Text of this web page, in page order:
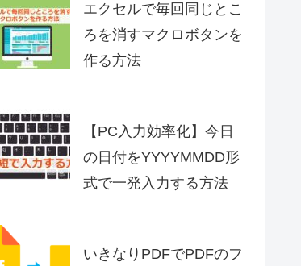
エクセルで毎回同じとこ
ろを消すマクロボタンを
作る方法
【PC入力効率化】今日
の日付をYYYYMMDD形
式で一発入力する方法
いきなりPDFでPDFのフ